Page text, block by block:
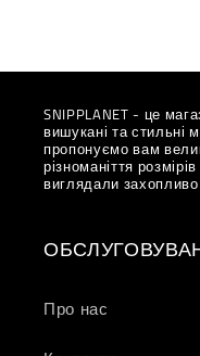
SNIPPLANET - це
вишукані та стильні
пропонуємо вам
різноманіття
виглядали
Про нас